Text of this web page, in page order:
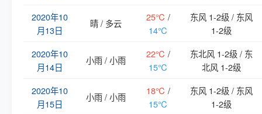
2020年10
月13日
晴 / 多云
25℃ /
14℃
东风 1-2级 / 东风
1-2级
2020年10
月14日
小雨 / 小雨
22℃ /
15℃
东北风 1-2级 / 东
北风 1-2级
2020年10
月15日
小雨 / 小雨
18℃ /
15℃
东风 1-2级 / 东风
1-2级